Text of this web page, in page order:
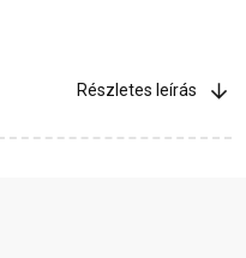
Részletes leírás